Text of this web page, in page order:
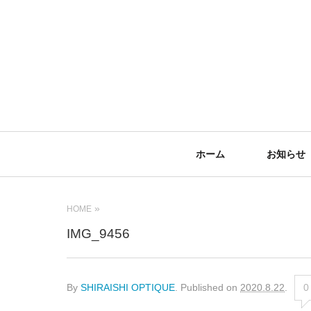
ホーム お知らせ
HOME
IMG_9456
By SHIRAISHI OPTIQUE Published on 2020.8.22 0